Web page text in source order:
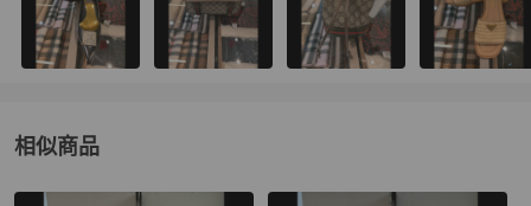
相似商品
更多相似PINKO女裝推薦精品